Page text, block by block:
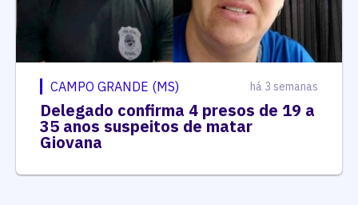
CAMPO GRANDE (MS) há 3 semanas
Delegado confirma 4 presos de 19 a
35 anos suspeitos de matar
Giovana